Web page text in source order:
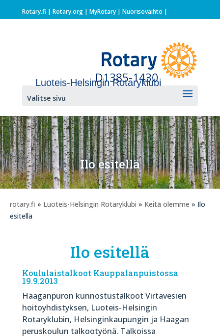
Rotary.fi | Rotary.org| MyRotary | Nuorisovaihto |
Luoteis-Helsingin Rotaryklubi
Valitse sivu
Ilo esitellä
rotary.fi » Luoteis-Helsingin Rotaryklubi » Keitä olemme » Ilo
esitellä
Ilo esitellä
Koululaistalkoot Kauppalanpuistossa
19.9.2013
Haaganpuron kunnostustalkoot Virtavesien
hoitoyhdistyksen, Luoteis-Helsingin
Rotaryklubin, Helsinginkaupungin ja Haagan
peruskoulun talkootyönä. Talkoissa